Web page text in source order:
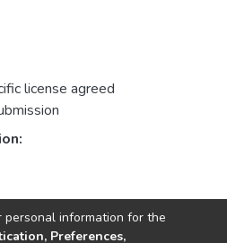
license agreed
information for the
Preferences,